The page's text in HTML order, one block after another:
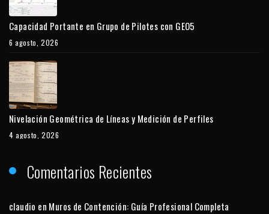
Capacidad Portante en Grupo de Pilotes con GEO5
6 agosto, 2026
Nivelación Geométrica de Líneas y Medición de Perfiles
4 agosto, 2026
Comentarios Recientes
claudio en Muros de Contención: Guía Profesional Completa